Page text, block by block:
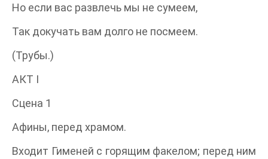
Но если вас развлечь мы не сумеем,
Так докучать вам долго не посмеем.
(Трубы.)
АКТ I
Сцена 1
Афины, перед храмом.
Входит Гименей с горящим факелом; перед ним